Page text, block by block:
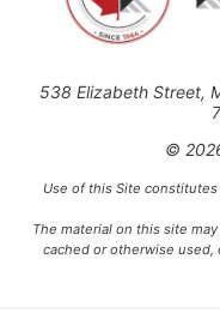
538 Elizabeth Street,
©
Use of this Site
The material on this site
cached or otherwise